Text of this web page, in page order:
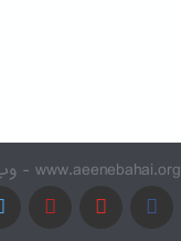
www.aeenebahai.org - وب سایت معرفی آئین بهائی به زبان فارسی